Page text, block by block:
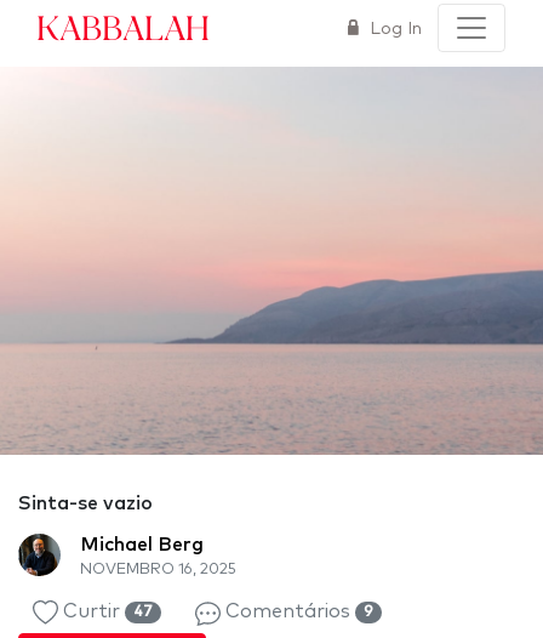
Kabbalah Log In
Sinta-se vazio
Michael Berg
NOVEMBRO 16, 2025
Curtir 47 Comentários 9